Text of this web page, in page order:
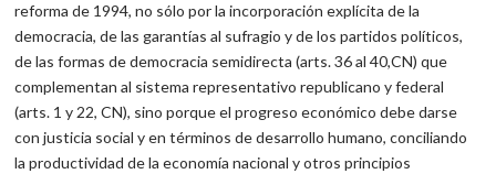
reforma de 1994, no sólo por la incorporación explícita de la
democracia, de las garantías al sufragio y de los partidos políticos,
de las formas de democracia semidirecta (arts. 36 al 40,CN) que
complementan al sistema representativo republicano y federal
(arts. 1 y 22, CN), sino porque el progreso económico debe darse
con justicia social y en términos de desarrollo humano, conciliando
la productividad de la economía nacional y otros principios